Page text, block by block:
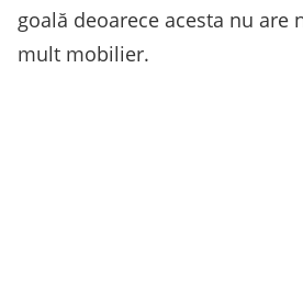
goală deoarece acesta nu are
mult mobilier.